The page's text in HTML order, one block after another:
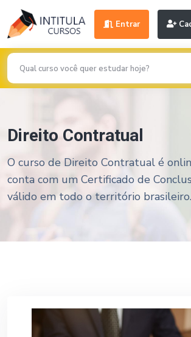
Entrar
Direito Contratual
O curso de Direito Contratual é
conta com um Certificado de
válido em todo o território brasileiro.